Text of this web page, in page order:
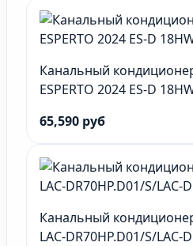
Канальный
ESPERTO 2024 ES-D
65,590 руб
Канальный
LAC-DR70HP.D01/S/LAC-